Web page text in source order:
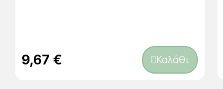
9,67 € Καλάθι